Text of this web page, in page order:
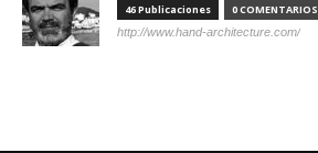
46 Publicaciones 0 COMENTARIOS
http://www.hand-architecture.com/